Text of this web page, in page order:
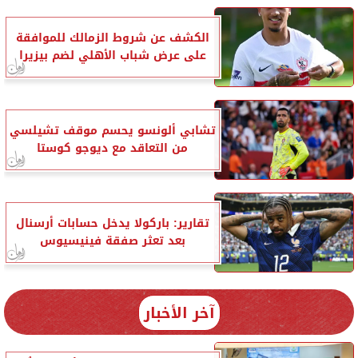
الكشف عن شروط الزمالك للموافقة
على عرض شباب الأهلي لضم بيزيرا
تشابي ألونسو يحسم موقف تشيلسي
من التعاقد مع ديوجو كوستا
تقارير: باركولا يدخل حسابات أرسنال
بعد تعثر صفقة فينيسيوس
آخر الأخبار